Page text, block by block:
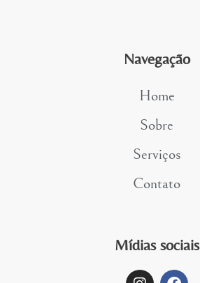
Navegação
Home
Sobre
Serviços
Contato
Mídias sociais